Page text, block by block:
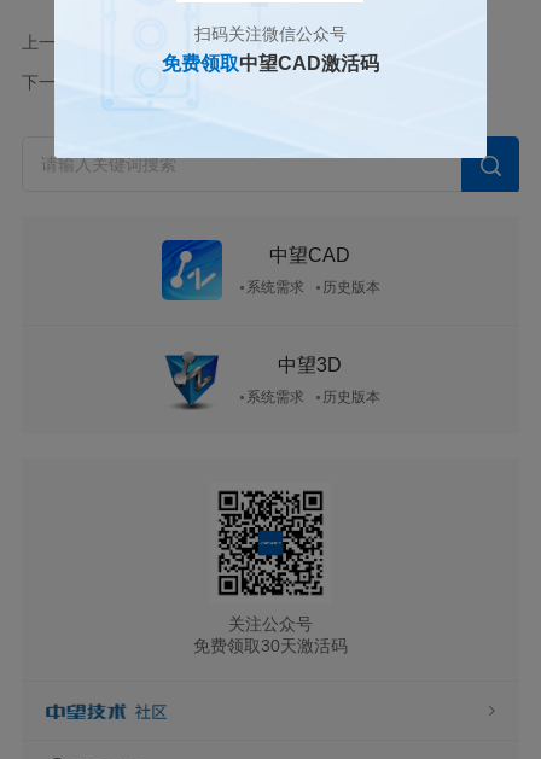
上一篇 如何使用CAD绘制有宽度的多段线
下一篇
中望CAD
系统需求 历史版本
中望3D
系统需求 历史版本
关注公众号
免费领取30天激活码
扫码关注微信公众号
免费领取中望CAD激活码